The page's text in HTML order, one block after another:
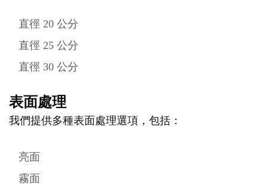
直徑 20 公分
直徑 25 公分
直徑 30 公分
表面處理
我們提供多種表面處理選項，包括：
亮面
霧面